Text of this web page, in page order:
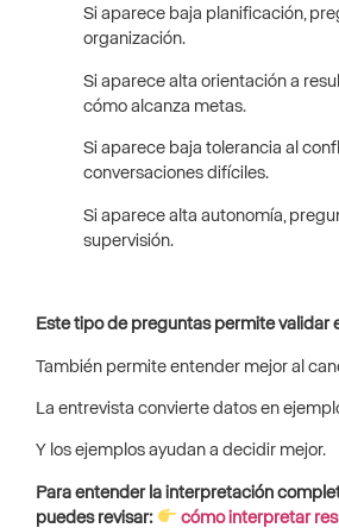
Si aparece baja planificación,
organización.
Si aparece alta orientación a
cómo alcanza metas.
Si aparece baja tolerancia al
conversaciones difíciles.
Si aparece alta autonomía,
supervisión.
Este tipo de preguntas permite validar
También permite entender mejor al
La entrevista convierte datos en
Y los ejemplos ayudan a decidir mejor.
Para entender la interpretación
puedes revisar:
cómo interpretar